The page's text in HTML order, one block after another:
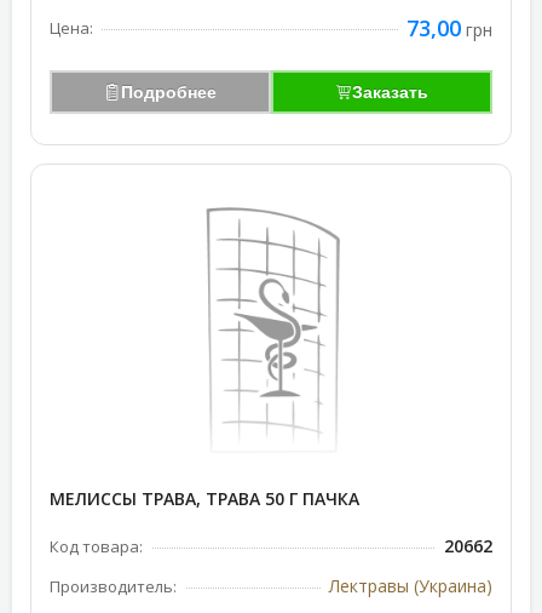
Цена: 73,00 грн
Подробнее Заказать
МЕЛИССЫ ТРАВА, ТРАВА 50 Г ПАЧКА
Код товара: 20662
Производитель: Лектравы (Украина)